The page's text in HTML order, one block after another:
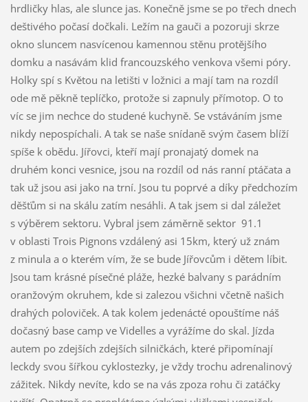
hrdličky hlas, ale slunce jas. Konečně jsme se po třech dnech
deštivého počasí dočkali. Ležím na gauči a pozoruji skrze
okno sluncem nasvícenou kamennou stěnu protějšího
domku a nasávám klid francouzského venkova všemi póry.
Holky spí s Květou na letišti v ložnici a mají tam na rozdíl
ode mě pěkně teplíčko, protože si zapnuly přímotop. O to
víc se jim nechce do studené kuchyně. Se vstáváním jsme
nikdy nepospíchali. A tak se naše snídaně svým časem blíží
spíše k obědu. Jířovci, kteří mají pronajatý domek na
druhém konci vesnice, jsou na rozdíl od nás ranní ptáčata a
tak už jsou asi jako na trní. Jsou tu poprvé a díky předchozím
děšťům si na skálu zatím nesáhli. A tak jsem si dal záležet
s výběrem sektoru. Vybral jsem záměrně sektor 91.1
v oblasti Trois Pignons vzdálený asi 15km, který už znám
z minula a o kterém vím, že se bude Jířovcům i dětem líbit.
Jsou tam krásné písečné pláže, hezké balvany s parádním
oranžovým okruhem, kde si zalezou všichni včetně našich
drahých poloviček. A tak kolem jedenácté opouštíme náš
dočasný base camp ve Videlles a vyrážíme do skal. Jízda
autem po zdejších zdejších silničkách, které připomínají
leckdy svou šířkou cyklostezky, je vždy trochu adrenalinový
zážitek. Nikdy nevíte, kdo se na vás zpoza rohu či zatáčky